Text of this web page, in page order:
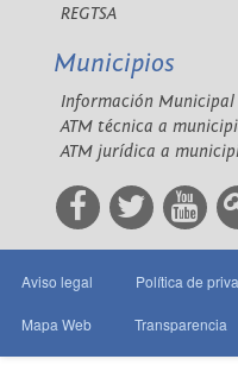
REGTSA
Municipios
Información Municipal
ATM técnica a
ATM jurídica a
Aviso legal Política de
Mapa Web Transparencia